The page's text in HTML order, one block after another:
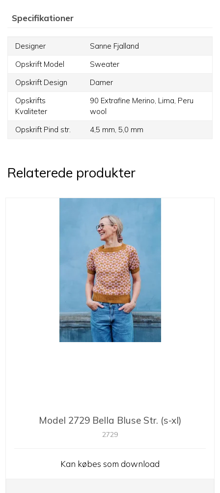
Specifikationer
Designer
Sanne Fjalland
Opskrift Model
Sweater
Opskrift Design
Damer
Opskrifts
Kvaliteter
90 Extrafine Merino, Lima, Peru
wool
Opskrift Pind str.
4,5 mm, 5,0 mm
Relaterede produkter
Model 2729 Bella Bluse Str. (s-xl)
2729
Kan købes som download